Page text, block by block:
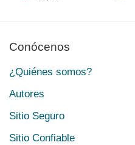
Conócenos
¿Quiénes somos?
Autores
Sitio Seguro
Sitio Confiable